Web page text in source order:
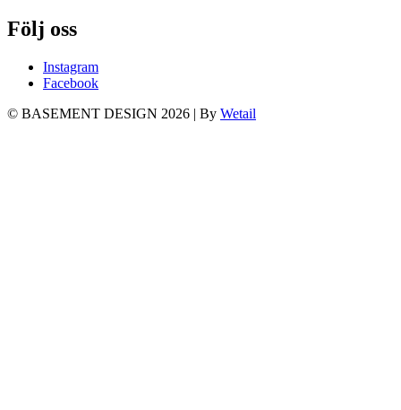
Följ oss
Instagram
Facebook
© BASEMENT DESIGN 2026 | By Wetail